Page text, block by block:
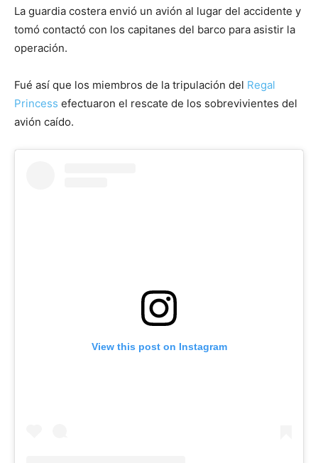
La guardia costera envió un avión al lugar del accidente y
tomó contactó con los capitanes del barco para asistir la
operación.
Fué así que los miembros de la tripulación del Regal
Princess efectuaron el rescate de los sobrevivientes del
avión caído.
View this post on Instagram